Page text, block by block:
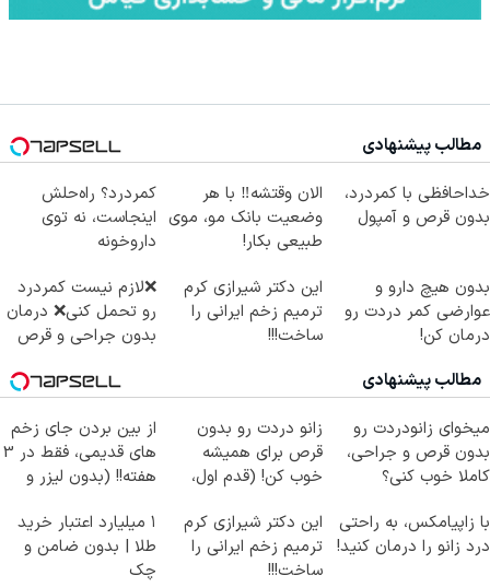
مطالب پیشنهادی
خداحافظی با کمردرد،
بدون قرص و آمپول
الان وقتشه‼️ با هر
وضعیت بانک مو، موی
طبیعی بکار!
کمردرد؟ راه‌حلش
اینجاست، نه توی
داروخونه
بدون هیچ دارو و
عوارضی کمر دردت رو
درمان کن!
این دکتر شیرازی کرم
ترمیم زخم ایرانی را
ساخت!!!
❌لازم نیست کمردرد
رو تحمل کنی❌ درمان
بدون جراحی و قرص
مطالب پیشنهادی
میخوای زانودردت رو
بدون قرص و جراحی،
کاملا خوب کنی؟
زانو دردت رو بدون
قرص برای همیشه
خوب کن! (قدم اول،
از بین بردن جای زخم
های قدیمی، فقط در 3
هفته!! (بدون لیزر و
با زاپیامکس، به راحتی
درد زانو را درمان کنید!
این دکتر شیرازی کرم
ترمیم زخم ایرانی را
ساخت!!!
۱ میلیارد اعتبار خرید
طلا | بدون ضامن و
چک